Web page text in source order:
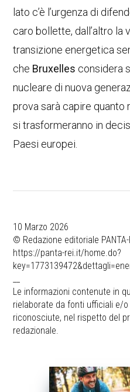
lato c’è l’urgenza di
caro bollette, dall’altro la
transizione energetica
che Bruxelles considera
nucleare di nuova
prova sarà capire quanto
si trasformeranno in
Paesi europei.
10 Marzo 2026
© Redazione editoriale PANTA-
https://panta-rei.it/home.do?
Le informazioni contenute in
rielaborate da fonti ufficiali e/
riconosciute, nel rispetto del
redazionale.